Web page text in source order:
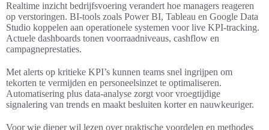
Realtime inzicht bedrijfsvoering verandert hoe managers reageren
op verstoringen. BI-tools zoals Power BI, Tableau en Google Data
Studio koppelen aan operationele systemen voor live KPI-tracking.
Actuele dashboards tonen voorraadniveaus, cashflow en
campagneprestaties.
Met alerts op kritieke KPI’s kunnen teams snel ingrijpen om
tekorten te vermijden en personeelsinzet te optimaliseren.
Automatisering plus data-analyse zorgt voor vroegtijdige
signalering van trends en maakt besluiten korter en nauwkeuriger.
Voor wie dieper wil lezen over praktische voordelen en methodes